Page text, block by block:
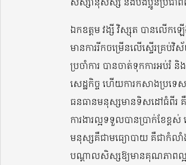
ឯកឧត្តម វង្សី វិស្សុត បានលើក
មានការរីកចម្រើនលើស្ទើរគ្រប់
ប្រចាំការ បានចាត់ទុកការអប់រំ
សេដ្ឋកិច្ច ហើយការកសាងប្រទេស
ធនធានមនុស្សមានទិសដៅធំពីរ
ការងារល្អទទួលបានប្រាក់ខែខ្
មនុស្សគឺជាមធ្យោបាយ គឺជាកំលាំង
បណ្តាលសិស្សឱ្យមានគុណភាពល្អ